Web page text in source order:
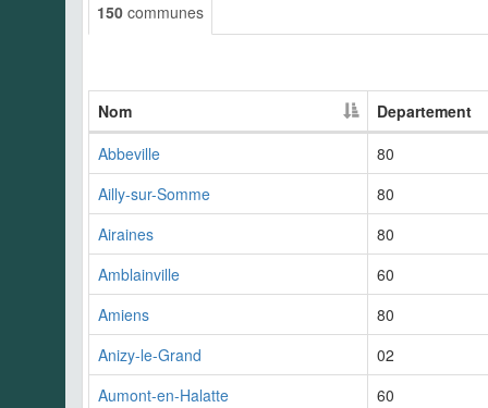
150 communes
Nom
Departement
Abbeville
80
Ailly-sur-Somme
80
Airaines
80
Amblainville
60
Amiens
80
Anizy-le-Grand
02
Aumont-en-Halatte
60